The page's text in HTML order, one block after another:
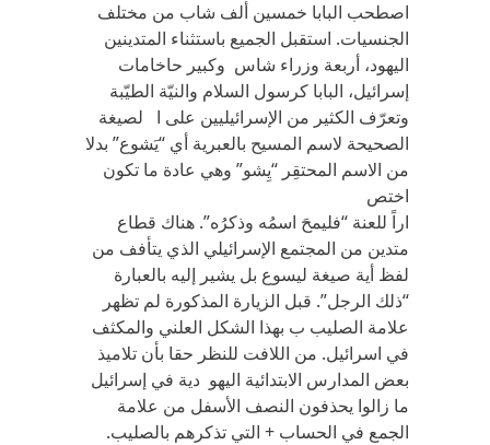
‬اصطحب البابا خمسين ألف شاب من مختلف
الجنسيات‏. ‬استقبل الجميع باستثناء المتدينين
اليهود،‏ ‬أربعة وزراء شاس وكبير حاخامات
إسرائيل،‏ ‬البابا كرسول السلام والنيّة الطيّبة
وتعرّف الكثير من الإسرائيليين على ا لصيغة
الصحيحة لاسم المسيح بالعبرية أي‏ “‬يَشوع‏” ‬بدلا
من الاسم المحتقِر‏ “‬يِشو‏” ‬وهي‏ ‬عادة ما تكون
اختص
اراً‏ ‬للعنة‏ “‬فليمحَ‏ ‬اسمُه وذكرُه‏”. ‬هناك قطاع
متدين من المجتمع الإسرائيلي‏ ‬الذي‏ ‬يتأفف من
لفظ أية صيغة ليسوع بل‏ ‬يشير إليه بالعبارة‏
“‬ذلك الرجل‏”. ‬قبل الزيارة المذكورة لم تظهر
علامة الصليب ب بهذا الشكل العلني‏ ‬والمكثف
في‏ ‬اسرائيل‏. ‬من اللافت للنظر حقا بأن تلاميذ
بعض المدارس الابتدائية اليهو دية في‏ ‬إسرائيل
ما زالوا‏ ‬يحذفون النصف الأسفل من علامة
الجمع في‏ ‬الحساب‏ + ‬التي‏ ‬تذكرهم بالصليب‏.